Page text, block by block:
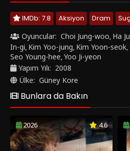
IMDb: 7.8 Aksiyon Dram
Suç
Oyuncular: Choi Jung-woo, Ha
In-gi, Kim Yoo-jung, Kim Yoon-seok,
Seo Young-hee,Yoo Ji-yeon
Yapım Yılı: 2008
Ülke: Güney Kore
Bunlara da Bakın
2026 4.6